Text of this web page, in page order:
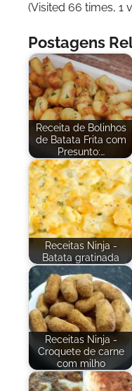
(Visited 66 times, 1
Postagens
Receita de Bolinhos
de Batata Frita com
Presunto:…
Receitas Ninja -
Batata gratinada
Receitas Ninja -
Croquete de carne
com milho